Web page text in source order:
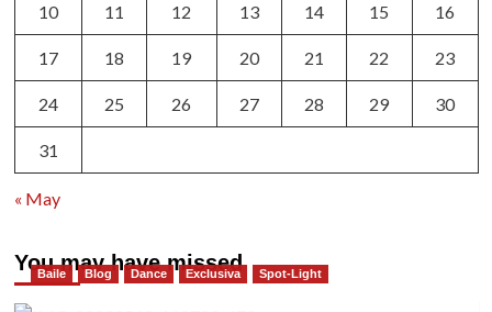
10 11 12 13 14 15 16
17 18 19 20 21 22 23
24 25 26 27 28 29 30
31
« May
You may have missed
Baile Blog Dance Exclusiva Spot-Light